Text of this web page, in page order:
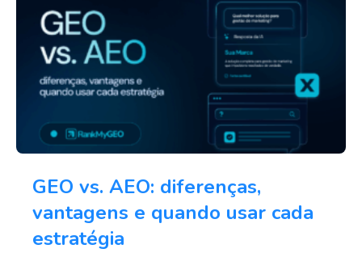
GEO vs. AEO: diferenças,
vantagens e quando usar cada
estratégia